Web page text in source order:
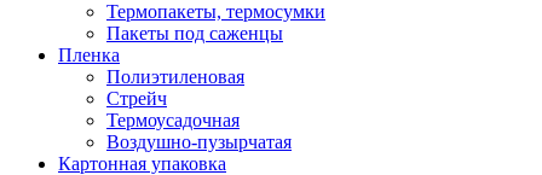
Термопакеты, термосумки
Пакеты под саженцы
Пленка
Полиэтиленовая
Стрейч
Термоусадочная
Воздушно-пузырчатая
Картонная упаковка